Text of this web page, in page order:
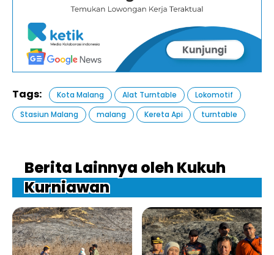
Tags: Kota Malang Alat Turntable
Lokomotif
Stasiun Malang
malang Kereta Api turntable
Berita Lainnya oleh Kukuh
Kurniawan